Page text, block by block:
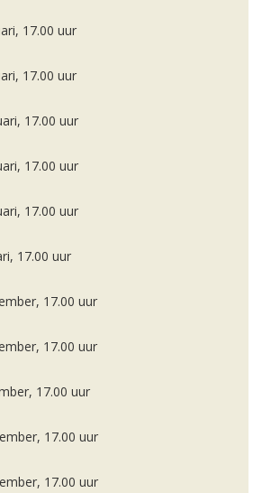
17.00 uur
17.00 uur
17.00 uur
17.00 uur
17.00 uur
17.00 uur
17.00 uur
17.00 uur
17.00 uur
17.00 uur
17.00 uur